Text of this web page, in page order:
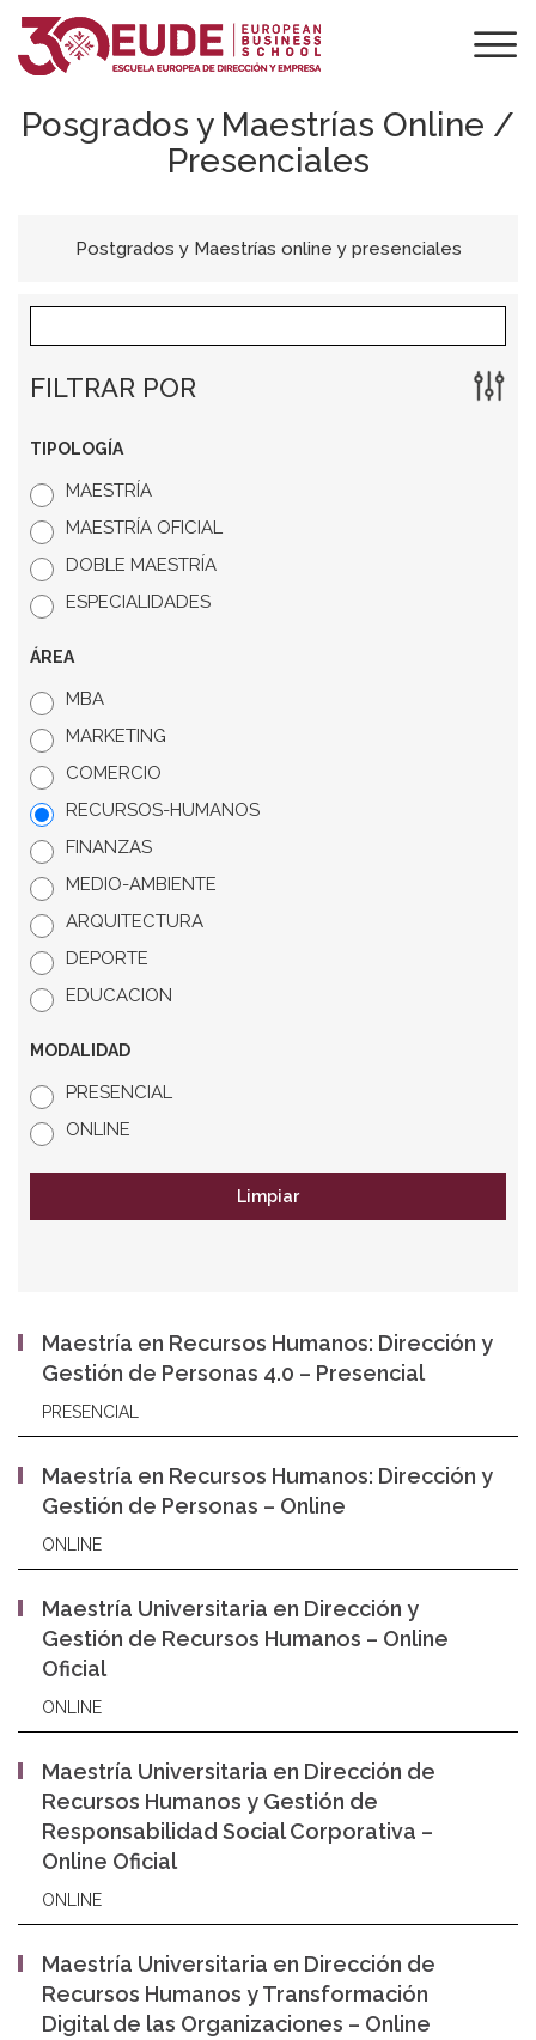
Posgrados y Maestrías Online /
Presenciales
Postgrados y Maestrías online y presenciales
FILTRAR POR
TIPOLOGÍA
MAESTRÍA
MAESTRÍA OFICIAL
DOBLE MAESTRÍA
ESPECIALIDADES
ÁREA
MBA
MARKETING
COMERCIO
RECURSOS-HUMANOS
FINANZAS
MEDIO-AMBIENTE
ARQUITECTURA
DEPORTE
EDUCACION
MODALIDAD
PRESENCIAL
ONLINE
Limpiar
Maestría en Recursos Humanos: Dirección y
Gestión de Personas 4.0 – Presencial
PRESENCIAL
Maestría en Recursos Humanos: Dirección y
Gestión de Personas – Online
ONLINE
Maestría Universitaria en Dirección y
Gestión de Recursos Humanos – Online
Oficial
ONLINE
Maestría Universitaria en Dirección de
Recursos Humanos y Gestión de
Responsabilidad Social Corporativa –
Online Oficial
ONLINE
Maestría Universitaria en Dirección de
Recursos Humanos y Transformación
Digital de las Organizaciones – Online